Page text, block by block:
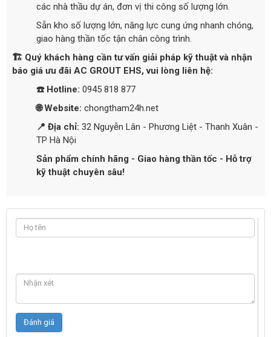
các nhà thầu dự án, đơn vị thi công số lượng lớn.
Sẵn kho số lượng lớn, năng lực cung ứng nhanh chóng,
giao hàng thần tốc tận chân công trình.
🏗️ Quý khách hàng cần tư vấn giải pháp kỹ thuật và nhận
báo giá ưu đãi AC GROUT EHS, vui lòng liên hệ:
☎️ Hotline: 0945 818 877
🌐 Website: chongtham24h.net
📍 Địa chỉ: 32 Nguyễn Lân - Phương Liệt - Thanh Xuân -
TP Hà Nội
Sản phẩm chính hãng - Giao hàng thần tốc - Hỗ trợ
kỹ thuật chuyên sâu!